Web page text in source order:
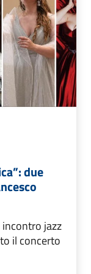
due
incontro jazz
il concerto